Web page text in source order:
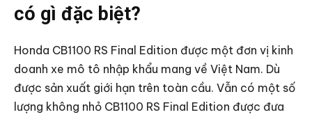
có gì đặc biệt?
Honda CB1100 RS Final Edition được một đơn vị kinh
doanh xe mô tô nhập khẩu mang về Việt Nam. Dù
được sản xuất giới hạn trên toàn cầu. Vẫn có một số
lượng không nhỏ CB1100 RS Final Edition được đưa